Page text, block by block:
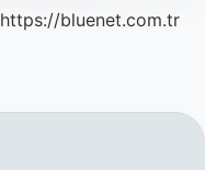
https://bluenet.com.tr